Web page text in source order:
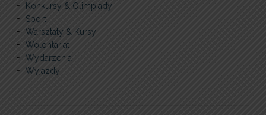
Konkursy & Olimpiady
Sport
Warsztaty & Kursy
Wolontariat
Wydarzenia
Wyjazdy